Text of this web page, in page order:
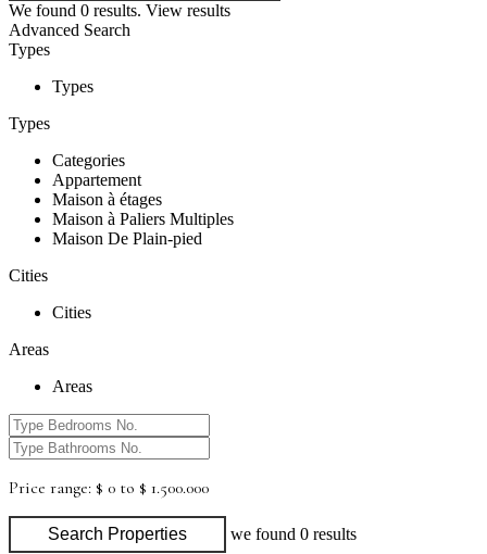
We found 0 results. View results
Advanced Search
Types
Types
Types
Categories
Appartement
Maison à étages
Maison à Paliers Multiples
Maison De Plain-pied
Cities
Cities
Areas
Areas
Price range: $ 0 to $ 1.500.000
Search Properties we found 0 results